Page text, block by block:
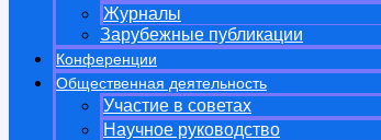
Журналы
Зарубежные публикации
Конференции
Общественная деятельность
Участие в советах
Научное руководство